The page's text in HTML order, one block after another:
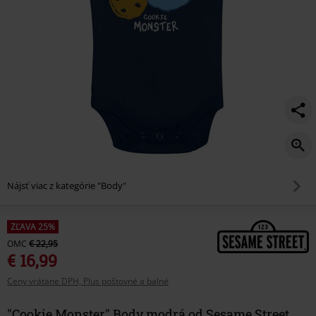
Nájsť viac z kategórie "Body"
ZĽAVA 25%
OMC € 22,95
€ 16,99
Ceny vrátane DPH, Plus poštovné a balné